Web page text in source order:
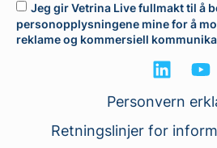
Jeg gir Vetrina Live fullmakt til å
personopplysningene mine for å
reklame og kommersiell
Personvern
Retningslinjer for